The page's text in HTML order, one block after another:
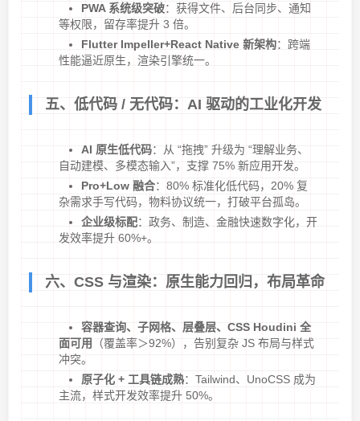
PWA 系统级突破：获得文件、后台同步、通知
等权限，留存率提升 3 倍。
Flutter Impeller+React Native 新架构：跨端
性能逼近原生，渲染引擎统一。
五、低代码 / 无代码：AI 驱动的工业化开发
AI 原生低代码：从 “拖拽” 升级为 “理解业务、
自动建模、多模态输入”，支撑 75% 新应用开发。
Pro+Low 融合：80% 标准化低代码，20% 复
杂需求手写代码，物料协议统一，打破平台孤岛。
企业级标配：政务、制造、金融快速数字化，开
发效率提升 60%+。
六、CSS 与渲染：原生能力回归，布局革命
容器查询、子网格、层叠层、CSS Houdini 全
面可用 （覆盖率＞92%），告别复杂 JS 布局与样式
冲突。
原子化 + 工具链成熟：Tailwind、UnoCSS 成为
主流，样式开发效率提升 50%。